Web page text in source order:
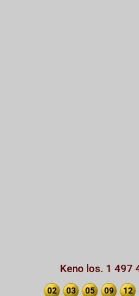
Keno los. 1 497
02 03 05 09 12